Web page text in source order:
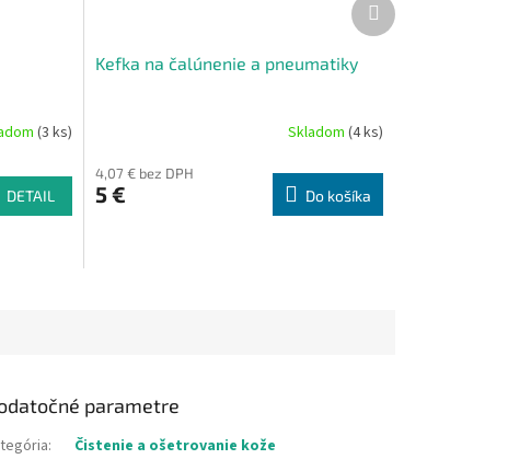
(3 ks)
DETAIL
Kefka na čalúnenie a pneumatiky
Skladom (4 ks)
4,07 € bez DPH
5 € Do košíka
produkt
parametre
:
Čistenie a ošetrovanie kože